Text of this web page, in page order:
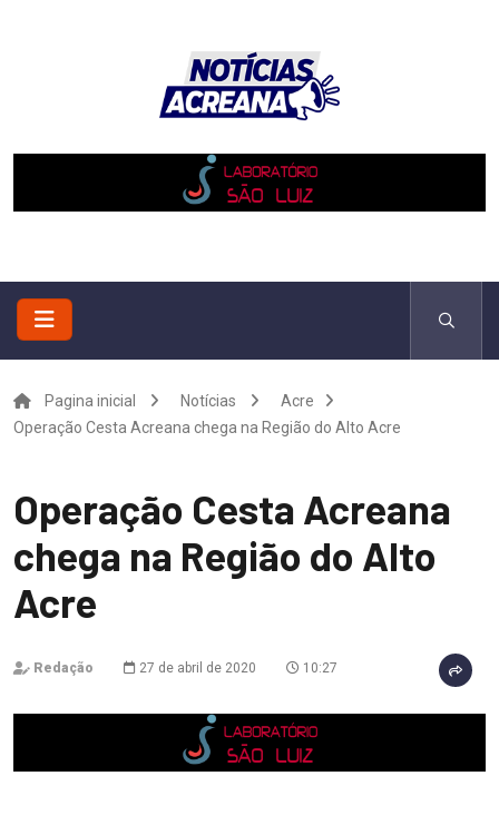
Pagina inicial Notícias
Acre
Operação Cesta Acreana chega na Região do Alto Acre
Operação Cesta Acreana
chega na Região do Alto
Acre
Redação 27 de abril de 2020 10:27